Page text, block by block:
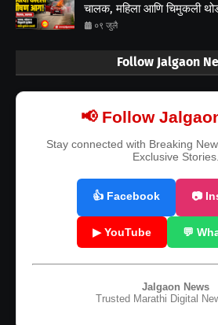
चालक, महिला आणि चिमुकली
०९ जुलै
Follow Jalgaon
📢 Follow
Stay connected with Breaking
Exclusive Stories.
👍 Facebook 📷
▶ YouTube 💬
Jalgaon News
Trusted Marathi Digital